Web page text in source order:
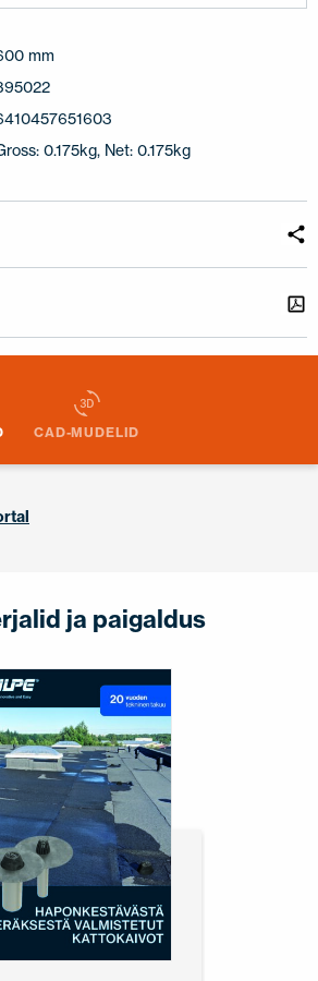
mm
0.175kg, Net: 0.175kg
CAD-MUDELID
ja paigaldus